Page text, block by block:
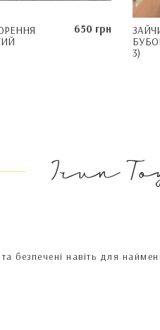
650 грн
3)
Irun
безпечені навіть для